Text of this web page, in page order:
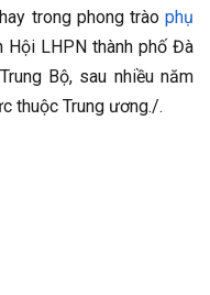
trong phong trào phụ
LHPN thành phố Đà
Bộ, sau nhiều năm
thuộc Trung ương./.